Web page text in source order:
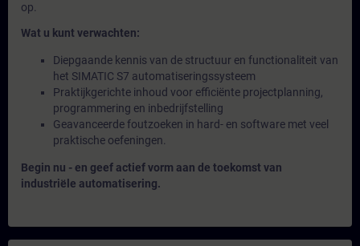
op.
Wat u kunt verwachten:
Diepgaande kennis van de structuur en functionaliteit van
het SIMATIC S7 automatiseringssysteem
Praktijkgerichte inhoud voor efficiënte projectplanning,
programmering en inbedrijfstelling
Geavanceerde foutzoeken in hard- en software met veel
praktische oefeningen.
Begin nu - en geef actief vorm aan de toekomst van
industriële automatisering.